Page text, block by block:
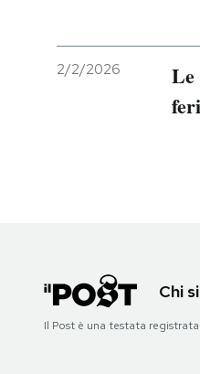
2/2/2026
Le
Chi
Il Post è una testata